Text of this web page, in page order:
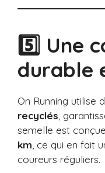
5️⃣ Une
durable
On Running utilise
recyclés ,
semelle est
km , ce qui en fait
coureurs réguliers.